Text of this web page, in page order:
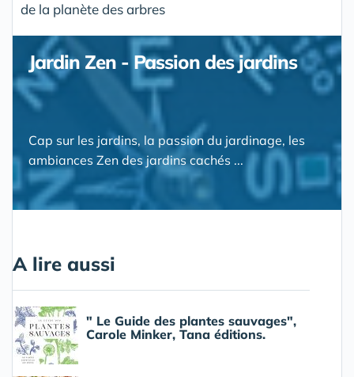
de la planète des arbres
Jardin Zen - Passion des jardins
Cap sur les jardins, la passion du jardinage, les
ambiances Zen des jardins cachés ...
A lire aussi
" Le Guide des plantes sauvages",
Carole Minker, Tana éditions.